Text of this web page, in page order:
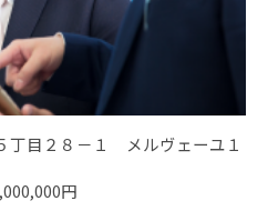
丁目２８－１ メルヴェーユ１
円